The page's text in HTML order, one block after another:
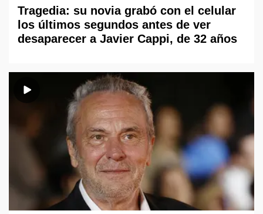
Tragedia: su novia grabó con el celular
los últimos segundos antes de ver
desaparecer a Javier Cappi, de 32 años